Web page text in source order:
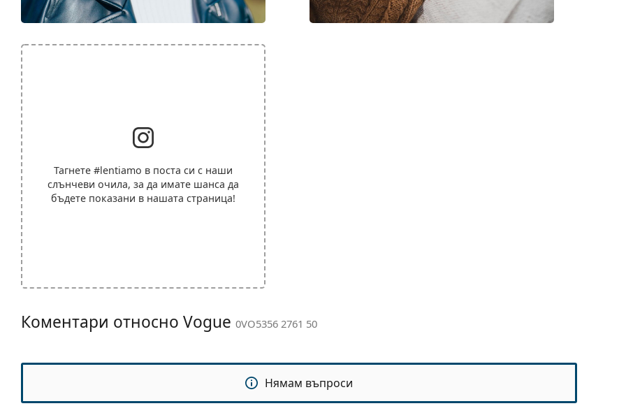
Тагнете #lentiamo в поста си с наши
слънчеви очила, за да имате шанса да
бъдете показани в нашата страница!
Коментари относно Vogue 0VO5356 2761 50
Нямам въпроси